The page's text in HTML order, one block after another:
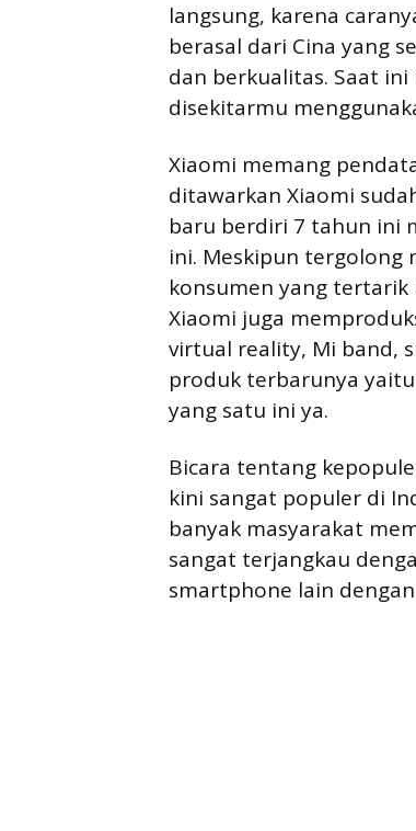
langsung, karena
berasal dari Cina yang
dan berkualitas. Saat
disekitarmu
Xiaomi memang
ditawarkan Xiaomi
baru berdiri 7 tahun ini
ini. Meskipun tergolong
konsumen yang
Xiaomi juga
virtual reality, Mi band,
produk terbarunya
yang satu ini ya.
Bicara tentang
kini sangat populer di
banyak masyarakat
sangat terjangkau
smartphone lain